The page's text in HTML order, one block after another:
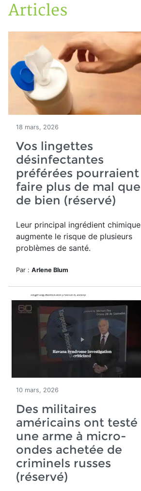
Accueil
Articles
Articles
18 mars, 2026
Vos lingettes
désinfectantes
préférées pourraient
faire plus de mal que
de bien (réservé)
Leur principal ingrédient chimique
augmente le risque de plusieurs
problèmes de santé.
Par : Arlene Blum
10 mars, 2026
Des militaires
américains ont testé
une arme à micro-
ondes achetée de
criminels russes
(réservé)